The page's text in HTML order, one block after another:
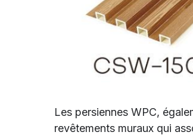
Les persiennes WPC,
revêtements muraux qui